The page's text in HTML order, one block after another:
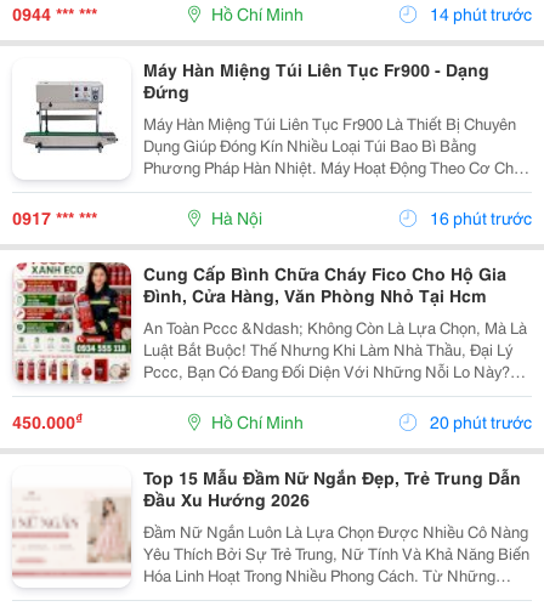
Nhu Cầu Người Mua. Sản Phẩm Đang Có Khuyến Mãi,
Ưu Đãi...
0944 *** *** Hồ Chí Minh 14 phút trước
Máy Hàn Miệng Túi Liên Tục Fr900 - Dạng
Đứng
Máy Hàn Miệng Túi Liên Tục Fr900 Là Thiết Bị Chuyên
Dụng Giúp Đóng Kín Nhiều Loại Túi Bao Bì Bằng
Phương Pháp Hàn Nhiệt. Máy Hoạt Động Theo Cơ Chế
Liên Tục, Hỗ Trợ Tăng Tốc Độ Đóng Gói Và Tạo Đường
Hàn Đều Trên Từng Sản Phẩm. Đây Là Lựa Chọn Phù
0917 *** *** Hà Nội 16 phút trước
Cung Cấp Bình Chữa Cháy Fico Cho Hộ Gia
Đình, Cửa Hàng, Văn Phòng Nhỏ Tại Hcm
An Toàn Pccc &Ndash; Không Còn Là Lựa Chọn, Mà Là
Luật Bắt Buộc! Thế Nhưng Khi Làm Nhà Thầu, Đại Lý
Pccc, Bạn Có Đang Đối Diện Với Những Nỗi Lo Này?
Đại Lý Nhỏ: Sợ Ôm Hàng, Vốn Chôn, Rủi Ro Cao. Nhà
Thầu: Hồ Sơ Pháp Lý Không Đủ, Công Trình Chậm...
450.000₫ Hồ Chí Minh 20 phút trước
Top 15 Mẫu Đầm Nữ Ngắn Đẹp, Trẻ Trung Dẫn
Đầu Xu Hướng 2026
Đầm Nữ Ngắn Luôn Là Lựa Chọn Được Nhiều Cô Nàng
Yêu Thích Bởi Sự Trẻ Trung, Nữ Tính Và Khả Năng Biến
Hóa Linh Hoạt Trong Nhiều Phong Cách. Từ Những
Thiết Kế Babydoll Đáng Yêu, Đầm Chữ A Thanh Lịch